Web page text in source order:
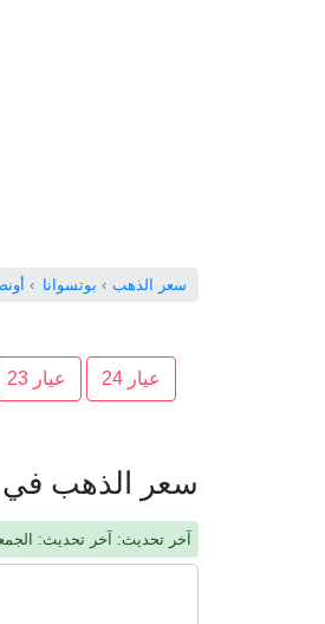
سعر الذهب بوتسوانا
عيار 24 عيار 23
سعر الذهب في
آخر تحديث: آخر تحديث: الجمعة 07 أغسطس 2026, 11:55 ص,